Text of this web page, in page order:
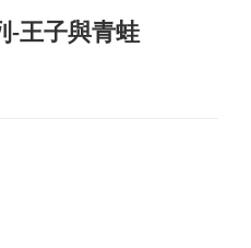
-王子與青蛙